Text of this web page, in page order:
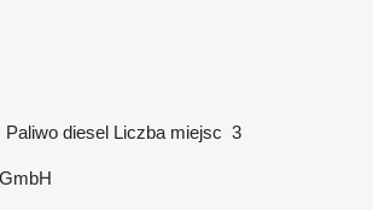
Paliwo diesel Liczba miejsc 3